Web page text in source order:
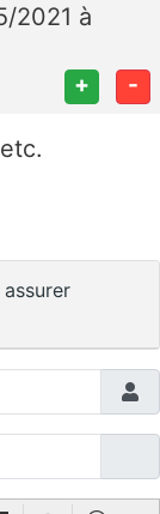
2021 à
+ -